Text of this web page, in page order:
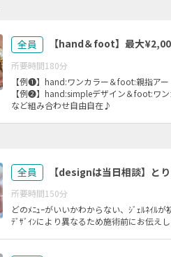
全員 【hand＆foot】最大
所要時間180分
【例❶】hand:ワンカラー＆foot:親指ア
【例❷】hand:simpleデザイン＆foot:ワ
など組み合わせ自由自在♪
全員 【designは当日相談】と
所要時間150分
どのﾒﾆｭｰがいいかわからない、ｼﾞｪﾙﾈｲﾙ
ﾃﾞｻﾞｲﾝにより異なるため施術前にお伝えし